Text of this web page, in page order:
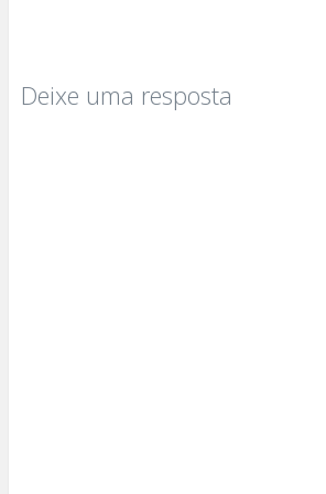
Deixe uma resposta